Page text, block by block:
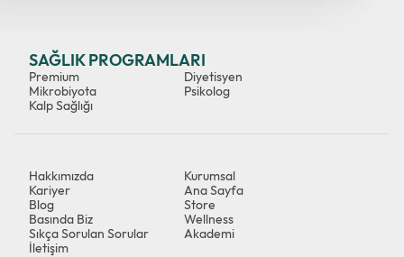
SAĞLIK PROGRAMLARI
Premium
Mikrobiyota
Kalp Sağlığı
Diyetisyen
Psikolog
Hakkımızda
Kurumsal
Kariyer
Ana Sayfa
Blog
Store
Basında Biz
Wellness
Sıkça Sorulan Sorular
Akademi
İletişim